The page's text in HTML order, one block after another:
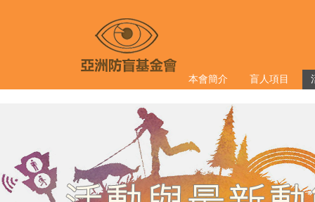
本會簡介 盲人項目